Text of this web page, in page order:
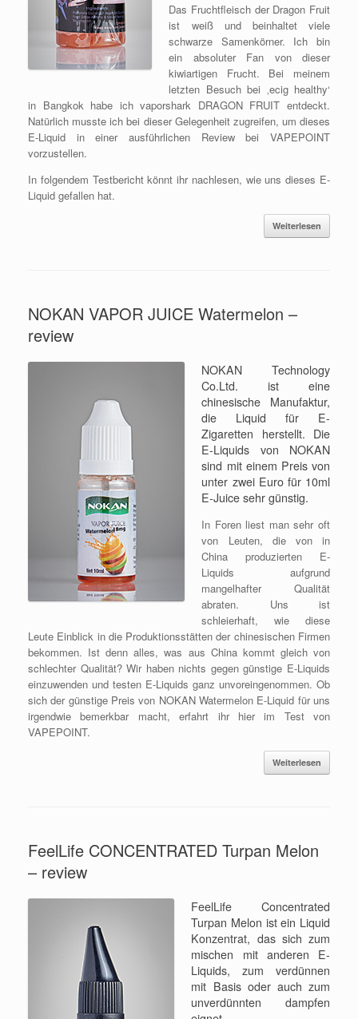
Das Fruchtfleisch der Dragon Fruit
ist weiß und beinhaltet viele
schwarze Samenkörner. Ich bin
ein absoluter Fan von dieser
kiwiartigen Frucht. Bei meinem
letzten Besuch bei ‚ecig healthy‘
in Bangkok habe ich vaporshark DRAGON FRUIT entdeckt.
Natürlich musste ich bei dieser Gelegenheit zugreifen, um dieses
E-Liquid in einer ausführlichen Review bei VAPEPOINT
vorzustellen.
In folgendem Testbericht könnt ihr nachlesen, wie uns dieses E-
Liquid gefallen hat.
Weiterlesen
NOKAN VAPOR JUICE Watermelon –
review
NOKAN Technology
Co.Ltd. ist eine
chinesische Manufaktur,
die Liquid für E-
Zigaretten herstellt. Die
E-Liquids von NOKAN
sind mit einem Preis von
unter zwei Euro für 10ml
E-Juice sehr günstig.
In Foren liest man sehr oft
von Leuten, die von in
China produzierten E-
Liquids aufgrund
mangelhafter Qualität
abraten. Uns ist
schleierhaft, wie diese
Leute Einblick in die Produktionsstätten der chinesischen Firmen
bekommen. Ist denn alles, was aus China kommt gleich von
schlechter Qualität? Wir haben nichts gegen günstige E-Liquids
einzuwenden und testen E-Liquids ganz unvoreingenommen. Ob
sich der günstige Preis von NOKAN Watermelon E-Liquid für uns
irgendwie bemerkbar macht, erfahrt ihr hier im Test von
VAPEPOINT.
Weiterlesen
FeelLife CONCENTRATED Turpan Melon
– review
FeelLife Concentrated
Turpan Melon ist ein Liquid
Konzentrat, das sich zum
mischen mit anderen E-
Liquids, zum verdünnen
mit Basis oder auch zum
unverdünnten dampfen